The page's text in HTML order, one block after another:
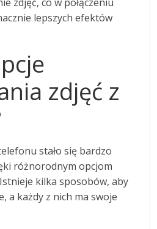
lepszych efektów
zdjęć z
stało się bardzo
różnorodnym opcjom
kilka sposobów, aby
a każdy z nich ma swoje